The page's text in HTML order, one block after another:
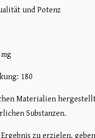
und Potenz
180
Materialien
Substanzen.
zu erzielen,